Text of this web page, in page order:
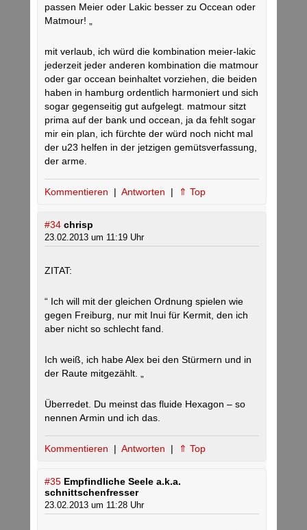
passen Meier oder Lakic besser zu Occean oder
Matmour! „
mit verlaub, ich würd die kombination meier-lakic
jederzeit jeder anderen kombination die matmour
oder gar occean beinhaltet vorziehen, die beiden
haben in hamburg ordentlich harmoniert und sich
sogar gegenseitig gut aufgelegt. matmour sitzt
prima auf der bank und occean, ja da fehlt sogar
mir ein plan, ich fürchte der würd noch nicht mal
der u23 helfen in der jetzigen gemütsverfassung,
der arme.
Kommentieren | Antworten | ⇑ Top
#34 chrisp
23.02.2013 um 11:19 Uhr
ZITAT:
“ Ich will mit der gleichen Ordnung spielen wie
gegen Freiburg, nur mit Inui für Kermit, den ich
aber nicht so schlecht fand.
Ich weiß, ich habe Alex bei den Stürmern und in
der Raute mitgezählt. „
Überredet. Du meinst das fluide Hexagon – so
nennen Armin und ich das.
Kommentieren | Antworten | ⇑ Top
#35 Empfindliche Seele a.k.a.
schnittschenfresser
23.02.2013 um 11:28 Uhr